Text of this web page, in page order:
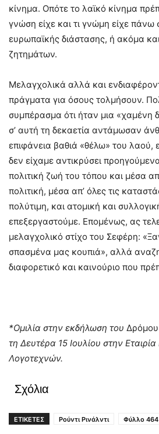
κίνημα. Οπότε το λαϊκό κίνημα
γνώση είχε και τι γνώμη είχε πάνω
ευρωπαϊκής διάστασης, ή ακόμα
ζητημάτων.
Μελαγχολικά αλλά και
πράγματα για όσους τολμήσουν.
συμπέρασμα ότι ήταν μια «χαμένη
σ’ αυτή τη δεκαετία αντάμωσαν
επιφάνεια βαθιά «θέλω» του λαού,
δεν είχαμε αντικρύσει
πολιτική ζωή του τόπου και μέσα
πολιτική, μέσα απ’ όλες τις
πολύτιμη, και ατομική και
επεξεργαστούμε. Επομένως, ας
μελαγχολικό στίχο του Σεφέρη:
σπασμένα μας κουπιά», αλλά
διαφορετικό και καινούριο που
*Ομιλία στην εκδήλωση του Δρόμου
τη Δευτέρα 15 Ιουλίου στην
Λογοτεχνών.
Σχόλια
ΕΤΙΚΕΤΕΣ Ρούντι Ρινάλντι Φύλλο 464